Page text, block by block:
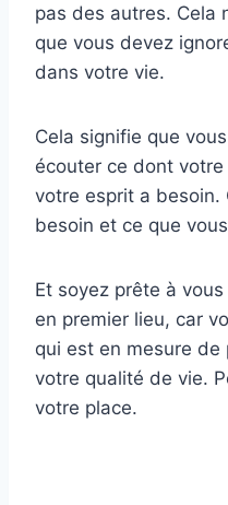
pas des autres. Cela
que vous devez
dans votre vie.
Cela signifie que
écouter ce dont
votre esprit a
besoin et ce que
Et soyez prête à
en premier lieu, car
qui est en mesure
votre qualité de vie.
votre place.